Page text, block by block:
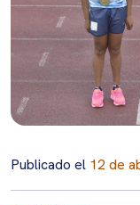
Publicado el 12 de